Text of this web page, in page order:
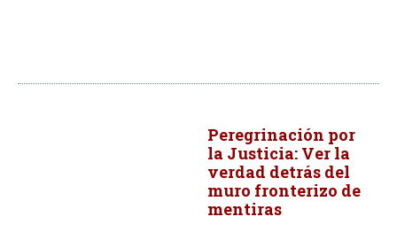
Peregrinación por
la Justicia: Ver la
verdad detrás del
muro fronterizo de
mentiras